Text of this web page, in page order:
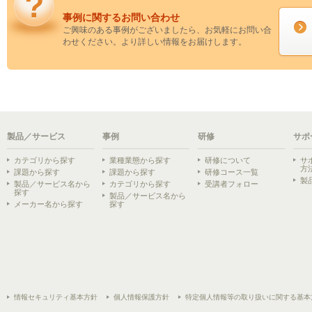
事例に関するお問い合わせ
ご興味のある事例がございましたら、お気軽にお問い合
わせください。より詳しい情報をお届けします。
製品／サービス
カテゴリから探す
課題から探す
製品／サービス名から
探す
メーカー名から探す
事例
業種業態から探す
課題から探す
カテゴリから探す
製品／サービス名から
探す
研修
研修について
研修コース一覧
受講者フォロー
サポ
サ
方
製
情報セキュリティ基本方針 個人情報保護方針 特定個人情報等の取り扱いに関する基本